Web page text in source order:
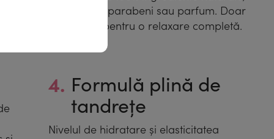
fără sulfați, parabeni sau parfum. Doar
răsfăț pur, pentru o relaxare completă.
4. Formulă plină de
tandrețe
Nivelul de hidratare și elasticitatea